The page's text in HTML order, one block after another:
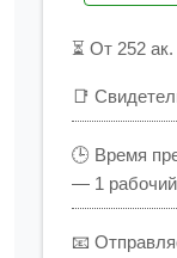
⏳ От 252 ак.
📑
🕒 Время
— 1
📧